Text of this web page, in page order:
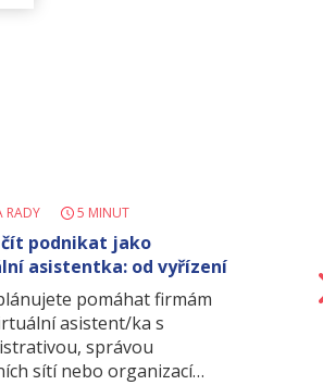
RADY 5 MINUT
podnikat jako
asistentka: od vyřízení
pomáhat firmám
asistent/ka s
správou
sítí nebo organizací…